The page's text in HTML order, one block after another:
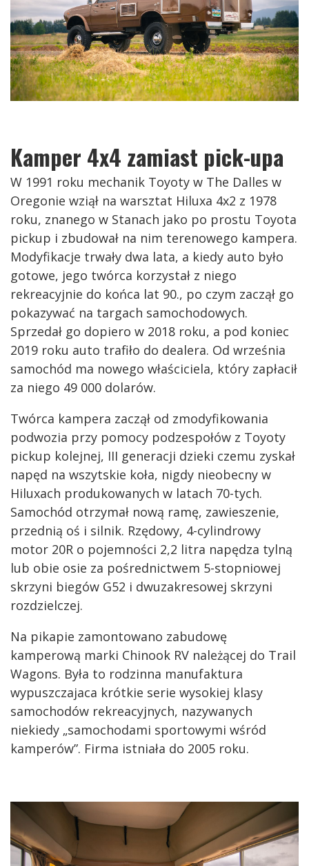
Kamper 4x4 zamiast pick-upa
W 1991 roku mechanik Toyoty w The Dalles w
Oregonie wziął na warsztat Hiluxa 4x2 z 1978
roku, znanego w Stanach jako po prostu Toyota
pickup i zbudował na nim terenowego kampera.
Modyfikacje trwały dwa lata, a kiedy auto było
gotowe, jego twórca korzystał z niego
rekreacyjnie do końca lat 90., po czym zaczął go
pokazywać na targach samochodowych.
Sprzedał go dopiero w 2018 roku, a pod koniec
2019 roku auto trafiło do dealera. Od września
samochód ma nowego właściciela, który zapłacił
za niego 49 000 dolarów.
Twórca kampera zaczął od zmodyfikowania
podwozia przy pomocy podzespołów z Toyoty
pickup kolejnej, III generacji dzieki czemu zyskał
napęd na wszytskie koła, nigdy nieobecny w
Hiluxach produkowanych w latach 70-tych.
Samochód otrzymał nową ramę, zawieszenie,
przednią oś i silnik. Rzędowy, 4-cylindrowy
motor 20R o pojemności 2,2 litra napędza tylną
lub obie osie za pośrednictwem 5-stopniowej
skrzyni biegów G52 i dwuzakresowej skrzyni
rozdzielczej.
Na pikapie zamontowano zabudowę
kamperową marki Chinook RV należącej do Trail
Wagons. Była to rodzinna manufaktura
wypuszczajaca krótkie serie wysokiej klasy
samochodów rekreacyjnych, nazywanych
niekiedy „samochodami sportowymi wśród
kamperów”. Firma istniała do 2005 roku.